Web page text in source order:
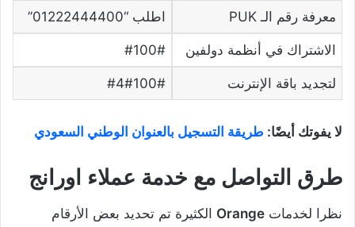
معرفة رقم الـ PUK اطلب “01222444400”
الاشتراك في أنظمة دولفين #100#
لتجديد باقة الإنترنت #4#100#
لا يفوتك أيضًا: طريقة التسجيل بالعنوان الوطني السعودي
طرق التواصل مع خدمة عملاء اورانج
نظرا لخدمات Orange الكثيرة تم تحديد بعض الأرقام